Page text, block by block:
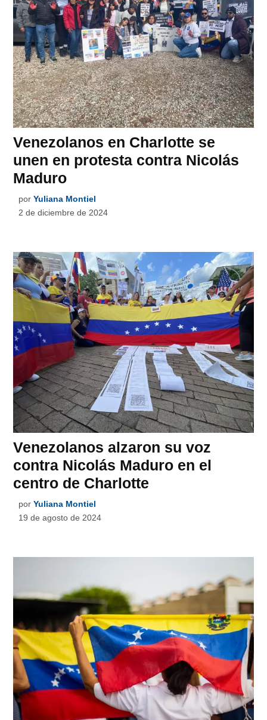
Venezolanos en Charlotte se
unen en protesta contra Nicolás
Maduro
por Yuliana Montiel
2 de diciembre de 2024
Venezolanos alzaron su voz
contra Nicolás Maduro en el
centro de Charlotte
por Yuliana Montiel
19 de agosto de 2024